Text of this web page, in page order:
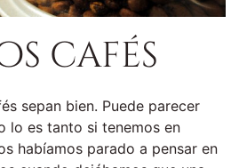
cafés
sepan bien. Puede parecer
lo es tanto si tenemos en
habíamos parado a pensar en